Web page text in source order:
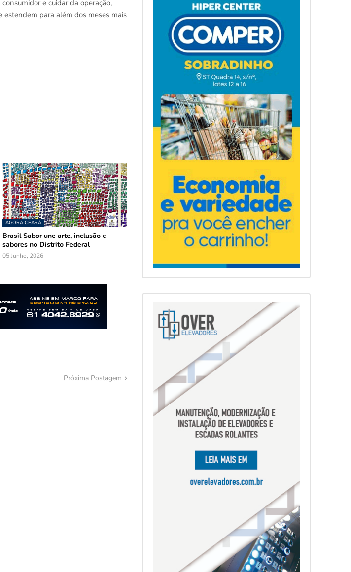
e cuidar da operação,
estendem para além dos meses mais
AGORA CEARÁ
Brasil Sabor une arte, inclusão e
sabores no Distrito Federal
05 Junho, 2026
Próxima Postagem